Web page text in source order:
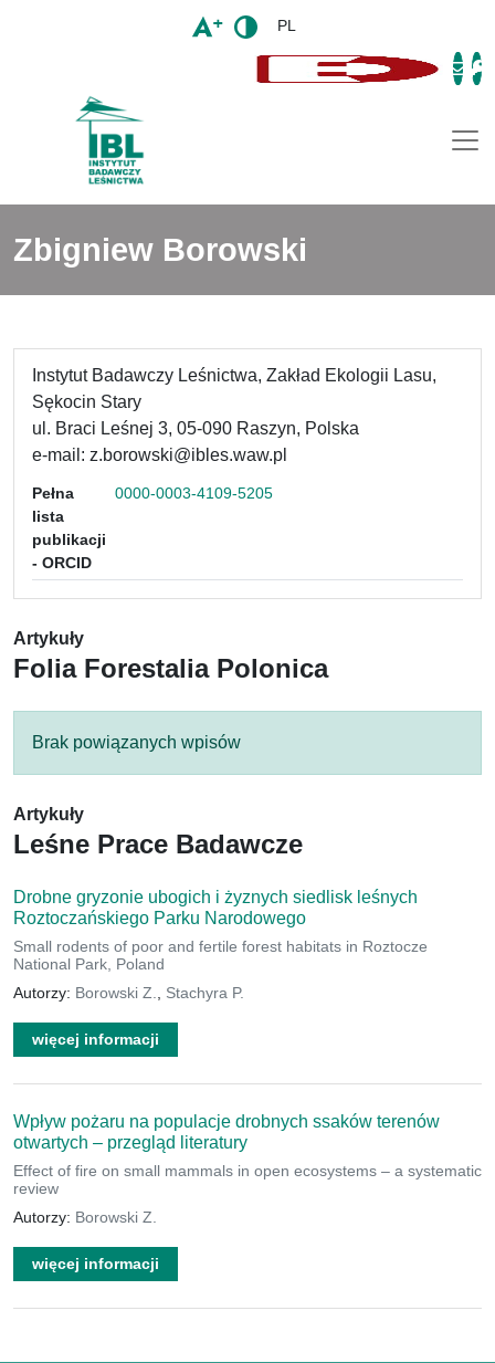
PL
Zbigniew Borowski
Instytut Badawczy Leśnictwa, Zakład Ekologii Lasu,
Sękocin Stary
ul. Braci Leśnej 3, 05-090 Raszyn, Polska
e-mail: z.borowski@ibles.waw.pl
Pełna
lista
publikacji
- ORCID
0000-0003-4109-5205
Artykuły
Folia Forestalia Polonica
Brak powiązanych wpisów
Artykuły
Leśne Prace Badawcze
Drobne gryzonie ubogich i żyznych siedlisk leśnych
Roztoczańskiego Parku Narodowego
Small rodents of poor and fertile forest habitats in Roztocze
National Park, Poland
Autorzy: Borowski Z. Stachyra P.
więcej informacji
Wpływ pożaru na populacje drobnych ssaków terenów
otwartych – przegląd literatury
Effect of fire on small mammals in open ecosystems – a systematic
review
Autorzy: Borowski Z.
więcej informacji